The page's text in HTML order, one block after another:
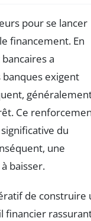
pour se lancer
financement. En
a
exigent
Ce
du
une
baisser.
de construire
financier